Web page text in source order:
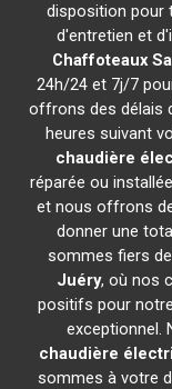
disposition pour
d'entretien et
Chaffoteaux
24h/24 et 7j/7
offrons des délais
heures suivant
chaudière
réparée ou
et nous offrons
donner une
sommes fiers
Juéry, où nos
positifs pour
exceptionnel.
chaudière
sommes à votre